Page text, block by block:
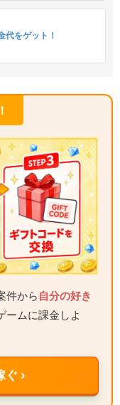
代をゲット！
件から 自分の好き
ームに課金しよ
ぐ ›